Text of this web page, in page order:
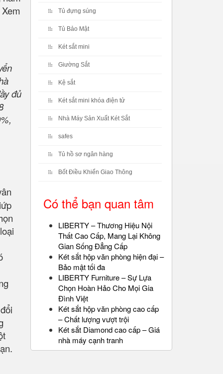
đủ
Tủ đựng súng
Tủ Bảo Mật
Két sắt mini
Giường Sắt
Kệ sắt
Két sắt mini khóa điện tử
Nhà Máy Sản Xuất Két Sắt
safes
Tủ hồ sơ ngân hàng
Bốt Điều Khiển Giao Thông
Có thể bạn quan tâm
LIBERTY – Thương Hiệu Nội
Thất Cao Cấp, Mang Lại Không
Gian Sống Đẳng Cấp
Két sắt hộp văn phòng hiện đại –
Bảo mật tối đa
LIBERTY Furniture – Sự Lựa
Chọn Hoàn Hảo Cho Mọi Gia
Đình Việt
Két sắt hộp văn phòng cao cấp
– Chất lượng vượt trội
Két sắt Diamond cao cấp – Giá
nhà máy cạnh tranh